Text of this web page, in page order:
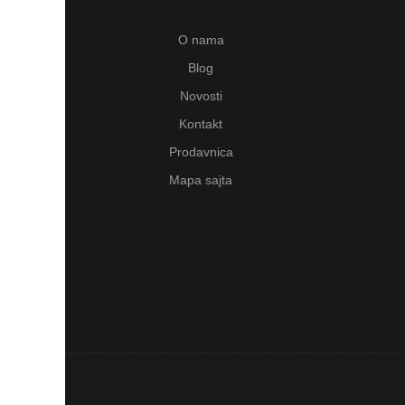
O nama
Blog
Novosti
Kontakt
Prodavnica
Mapa sajta